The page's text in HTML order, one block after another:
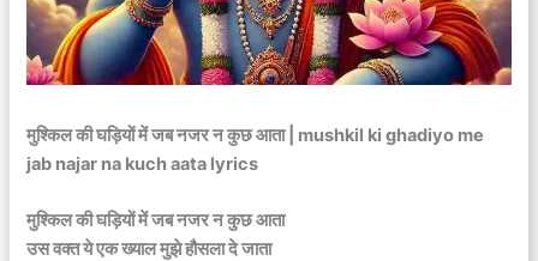
मुश्किल की घड़ियों में जब नजर न कुछ आता | mushkil ki ghadiyo me
jab najar na kuch aata lyrics
मुश्किल की घड़ियों में जब नजर न कुछ आता
उस वक्त ये एक ख्याल मुझे हौसला दे जाता